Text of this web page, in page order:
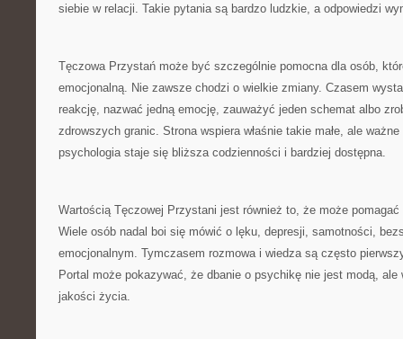
siebie w relacji. Takie pytania są bardzo ludzkie, a odpowiedzi
Tęczowa Przystań może być szczególnie pomocna dla osób,
emocjonalną. Nie zawsze chodzi o wielkie zmiany. Czasem
reakcję, nazwać jedną emocję, zauważyć jeden schemat albo
zdrowszych granic. Strona wspiera właśnie takie małe, ale
psychologia staje się bliższa codzienności i bardziej dostępna.
Wartością Tęczowej Przystani jest również to, że może
Wiele osób nadal boi się mówić o lęku, depresji, samotności,
emocjonalnym. Tymczasem rozmowa i wiedza są często
Portal może pokazywać, że dbanie o psychikę nie jest modą, ale
jakości życia.